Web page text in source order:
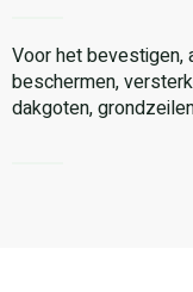
Voor het bevestigen,
beschermen,
dakgoten,